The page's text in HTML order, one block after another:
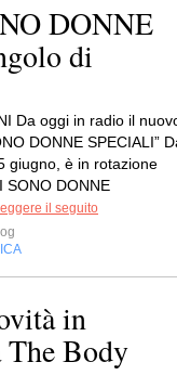
DONNE
di
Da oggi in radio il
DONNE SPECIALI”
giugno, è in rotazione
SONO DONNE
il seguito
in
Body